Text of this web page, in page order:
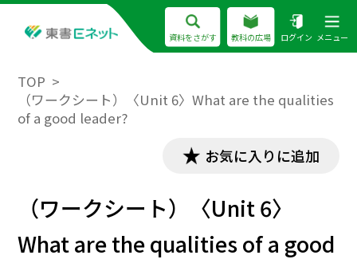
資料をさがす 教科の広場 ログイン メニュー
TOP
（ワークシート）〈Unit 6〉What are the qualities
of a good leader?
お気に入りに追加
（ワークシート）〈Unit 6〉
What are the qualities of a good